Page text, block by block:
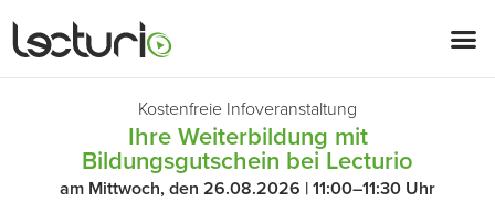
Kostenfreie Infoveranstaltung
Ihre Weiterbildung mit
Bildungsgutschein bei Lecturio
am Mittwoch, den 26.08.2026 | 11:00–11:30 Uhr